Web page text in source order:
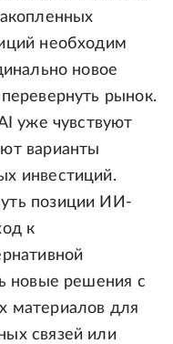
необходим
новое
рынок.
уже чувствуют
варианты
инвестиций.
позиции ИИ-
к
новые решения с
материалов для
связей или